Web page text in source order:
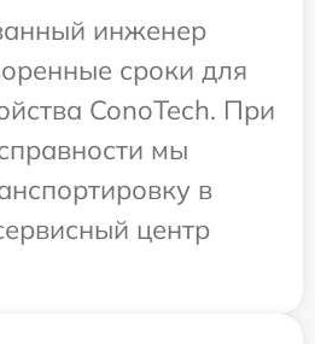
инженер
сроки для
ConoTech. При
мы
в
центр